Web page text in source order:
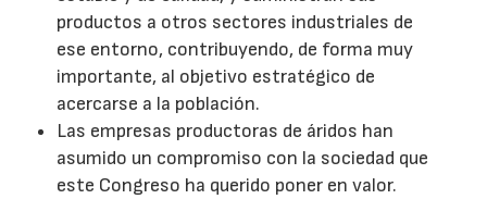
productos a otros sectores industriales de
ese entorno, contribuyendo, de forma muy
importante, al objetivo estratégico de
acercarse a la población.
Las empresas productoras de áridos han
asumido un compromiso con la sociedad que
este Congreso ha querido poner en valor.